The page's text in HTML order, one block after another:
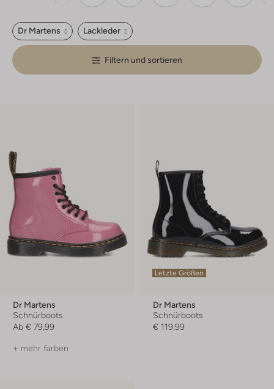
Dr Martens Lackleder
Filtern und sortieren
Dr Martens
Schnürboots
Ab € 79,99
+ mehr farben
Letzte Größen
Dr Martens
Schnürboots
€ 119,99